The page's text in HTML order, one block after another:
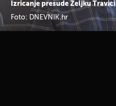
Izricanje presude Željku Travici
Foto: DNEVNIK.hr